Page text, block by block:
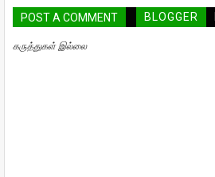
POST A COMMENT BLOGGER
கருத்துகள் இல்லை